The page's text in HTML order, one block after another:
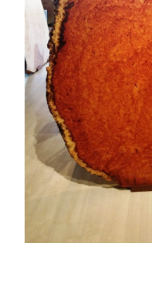
直営店
イベント
WEBカタログ
全商品一覧
新入荷情報